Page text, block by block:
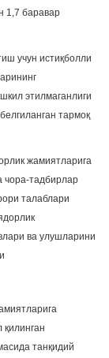
1,7 баравар
учун истиқболли
этилмаганлиги
тармоқ
жамиятларига
чора-тадбирлар
талаблари
ва улушларини
танқидий